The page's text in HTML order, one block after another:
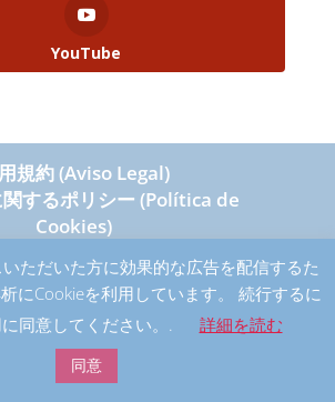
YouTube
規約 (Aviso Legal)
するポリシー (Política de
Cookies)
方針 (Política de Privacidad)
・ Yoga Water Flow ・ Ayaka
Urasaki
ただいた方に効果的な広告を配信するた
にCookieを利用しています。 続行するに
同意してください。.
詳細を読む
同意